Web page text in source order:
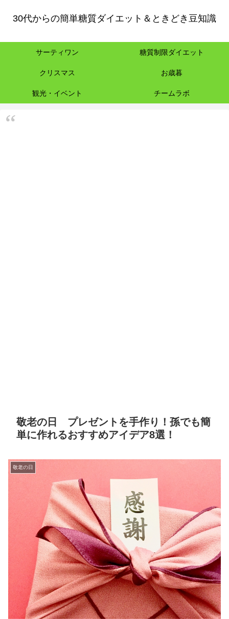
30代からの簡単糖質ダイエット＆ときどき豆知識
サーティワン 糖質制限ダイエット
クリスマス お歳暮
観光・イベント チームラボ
敬老の日 プレゼントを手作り！孫でも簡
単に作れるおすすめアイデア8選！
敬老の日